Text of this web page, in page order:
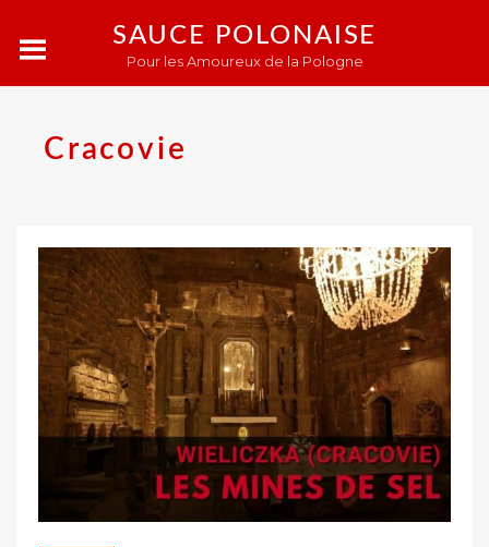
SAUCE POLONAISE
Pour les Amoureux de la Pologne
Cracovie